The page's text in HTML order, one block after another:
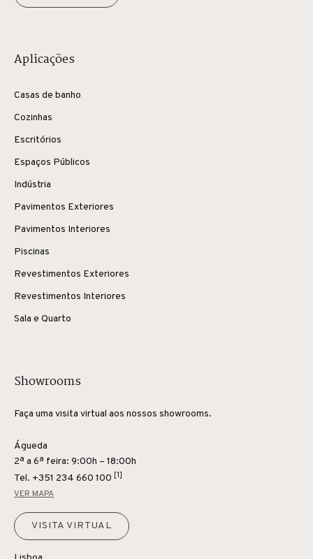
Aplicações
Casas de banho
Cozinhas
Escritórios
Espaços Públicos
Indústria
Pavimentos Exteriores
Pavimentos Interiores
Piscinas
Revestimentos Exteriores
Revestimentos Interiores
Sala e Quarto
Showrooms
Faça uma visita virtual aos nossos showrooms.
Águeda
2ª a 6ª feira: 9:00h – 18:00h
Tel. +351 234 660 100 [1]
VER MAPA
VISITA VIRTUAL